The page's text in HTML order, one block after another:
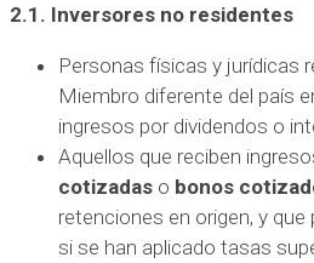
2.1. Inversores no residentes
Personas físicas y jurídicas
Miembro diferente del país
ingresos por dividendos o
Aquellos que reciben
cotizadas o bonos
retenciones en origen, y
si se han aplicado tasas